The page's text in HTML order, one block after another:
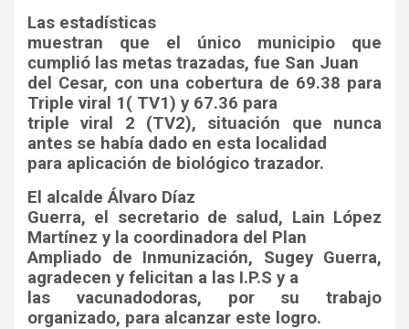
Las estadísticas
muestran que el único municipio que
cumplió las metas trazadas, fue San Juan
del Cesar, con una cobertura de 69.38 para
Triple viral 1( TV1) y 67.36 para
triple viral 2 (TV2), situación que nunca
antes se había dado en esta localidad
para aplicación de biológico trazador.
El alcalde Álvaro Díaz
Guerra, el secretario de salud, Lain López
Martínez y la coordinadora del Plan
Ampliado de Inmunización, Sugey Guerra,
agradecen y felicitan a las I.P.S y a
las vacunadodoras, por su trabajo
organizado, para alcanzar este logro.